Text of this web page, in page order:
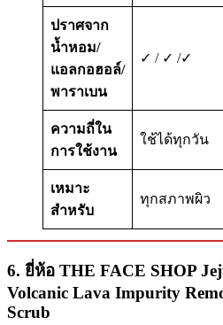
ปราศจาก
น้ำหอม/
แอลกอฮอล์/
พาราเบน
✓ / ✓ /✓
ความถี่ใน
การใช้งาน
ใช้ได้ทุกวัน
เหมาะ
สำหรับ
ทุกสภาพผิว
6. ยี่ห้อ THE FACE SHOP
Volcanic Lava Impurity
Scrub